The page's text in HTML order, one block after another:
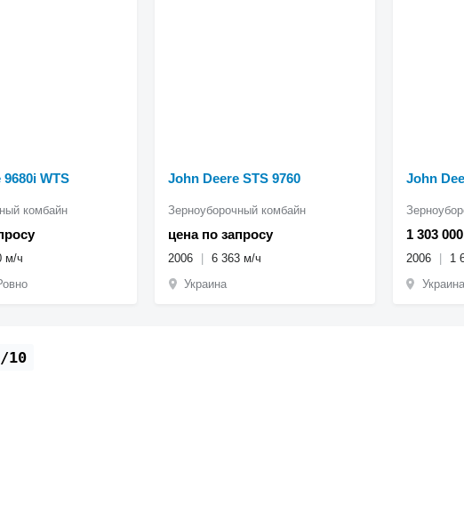
WTS
комбайн
м/ч
John Deere STS 9760
цена по запросу
Зерноуборочный комбайн
2006
6 363 м/ч
Украина
John
1 303
2006
1
10